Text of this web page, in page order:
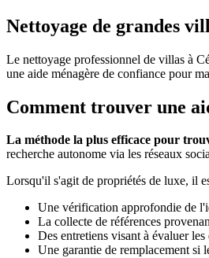
Nettoyage de grandes
Le nettoyage professionnel de villas à
une aide ménagère de confiance pour
Comment trouver une
La méthode la plus efficace pour
recherche autonome via les réseaux
Lorsqu'il s'agit de propriétés de luxe, il
Une vérification approfondie de
La collecte de références
Des entretiens visant à évaluer
Une garantie de remplacement si